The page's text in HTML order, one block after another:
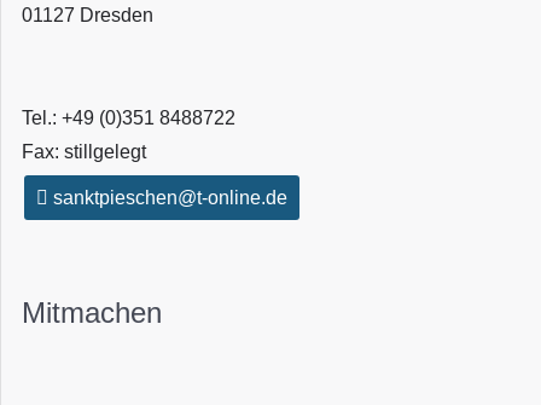
01127 Dresden
Tel.: +49 (0)351 8488722
Fax: stillgelegt
sanktpieschen@t-online.de
Mitmachen